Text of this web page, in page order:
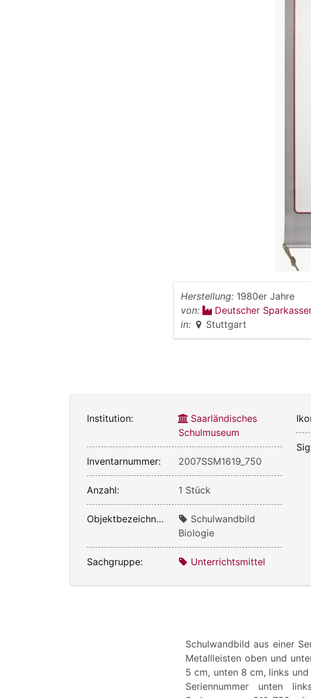
Herstellung: 1980er Jahre
von:
Deutscher
in:
Stuttgart
Institution:
Saarländisches
Schulmuseum
Inventarnummer: 2007SSM1619_750
Anzahl: 1 Stück
Objektbezeichnung:
Schulwandbild
Biologie
Sachgruppe: Unterrichtsmittel
Schulwandbild aus einer
Metallleisten oben und
5 cm, unten 8 cm, links
Seriennummer unten